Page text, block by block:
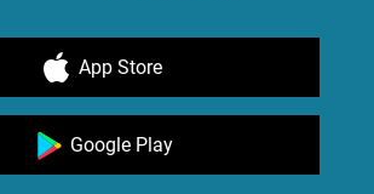
App Store
Google Play